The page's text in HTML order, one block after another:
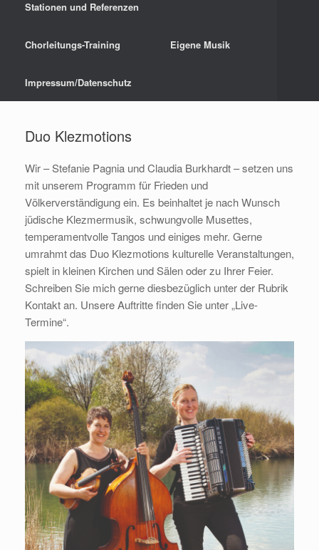
Stationen und Referenzen
Chorleitungs-Training Eigene Musik
Impressum/Datenschutz
Duo Klezmotions
Wir – Stefanie Pagnia und Claudia Burkhardt – setzen uns
mit unserem Programm für Frieden und
Völkerverständigung ein. Es beinhaltet je nach Wunsch
jüdische Klezmermusik, schwungvolle Musettes,
temperamentvolle Tangos und einiges mehr. Gerne
umrahmt das Duo Klezmotions kulturelle Veranstaltungen,
spielt in kleinen Kirchen und Sälen oder zu Ihrer Feier.
Schreiben Sie mich gerne diesbezüglich unter der Rubrik
Kontakt an. Unsere Auftritte finden Sie unter „Live-
Termine“.